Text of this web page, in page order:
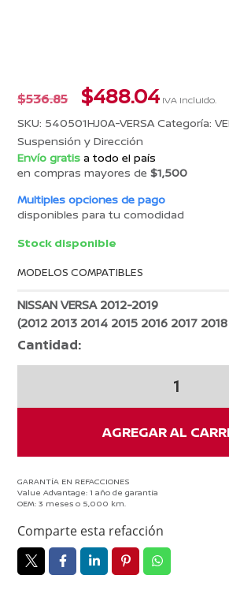
$536.85 El
precio
original
era:
$536.85.
$488.04El
precio
actual
$488.04.
IVA incluido.
SKU: 540501HJ0A-VERSA Categoría:
Suspensión y Dirección
Envío gratis a todo el país
en compras mayores de$1,500
Multiples opciones de pago
disponibles para tu comodidad
Stock disponible
MODELOS COMPATIBLES
NISSAN VERSA 2012-2019
(2012 2013 2014 2015 2016 2017
Cantidad:
REBOTE
-
2019
AGREGAR AL
GARANTÍA EN REFACCIONES
Value Advantage: 1 año de garantía
OEM: 3 meses o 5,000 km.
Comparte esta refacción